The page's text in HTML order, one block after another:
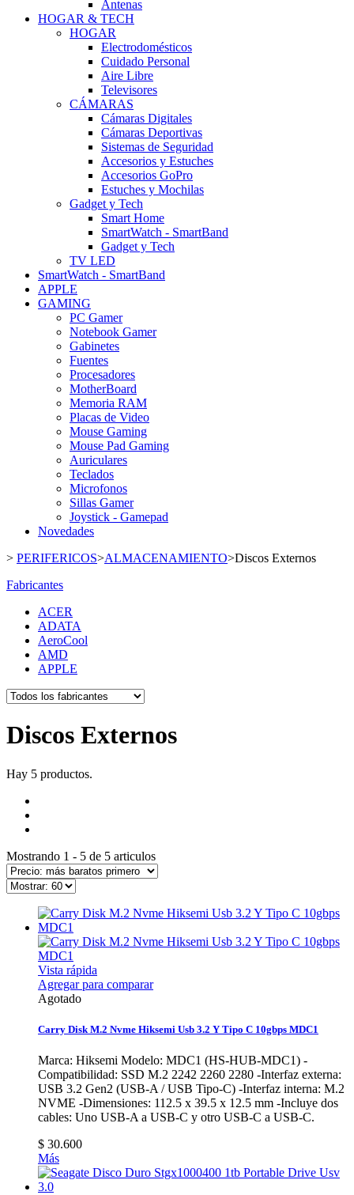
Antenas
HOGAR & TECH
HOGAR
Electrodomésticos
Cuidado Personal
Aire Libre
Televisores
CÁMARAS
Cámaras Digitales
Cámaras Deportivas
Sistemas de Seguridad
Accesorios y Estuches
Accesorios GoPro
Estuches y Mochilas
Gadget y Tech
Smart Home
SmartWatch - SmartBand
Gadget y Tech
TV LED
SmartWatch - SmartBand
APPLE
GAMING
PC Gamer
Notebook Gamer
Gabinetes
Fuentes
Procesadores
MotherBoard
Memoria RAM
Placas de Video
Mouse Gaming
Mouse Pad Gaming
Auriculares
Teclados
Microfonos
Sillas Gamer
Joystick - Gamepad
Novedades
> PERIFERICOS>ALMACENAMIENTO>Discos Externos
Fabricantes
ACER
ADATA
AeroCool
AMD
APPLE
Discos Externos
Hay 5 productos.
Mostrando 1 - 5 de 5 articulos
Vista rápida
Agregar para comparar
Agotado
Carry Disk M.2 Nvme Hiksemi Usb 3.2 Y Tipo C 10gbps MDC1
Marca: Hiksemi Modelo: MDC1 (HS-HUB-MDC1) -
Compatibilidad: SSD M.2 2242 2260 2280 -Interfaz externa:
USB 3.2 Gen2 (USB-A / USB Tipo-C) -Interfaz interna: M.2
NVME -Dimensiones: 112.5 x 39.5 x 12.5 mm -Incluye dos
cables: Uno USB-A a USB-C y otro USB-C a USB-C.
$ 30.600
Más